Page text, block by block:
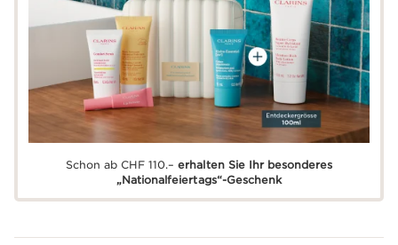
Schon ab CHF 110.–erhalten Sie Ihr besonderes
„Nationalfeiertags“-Geschenk